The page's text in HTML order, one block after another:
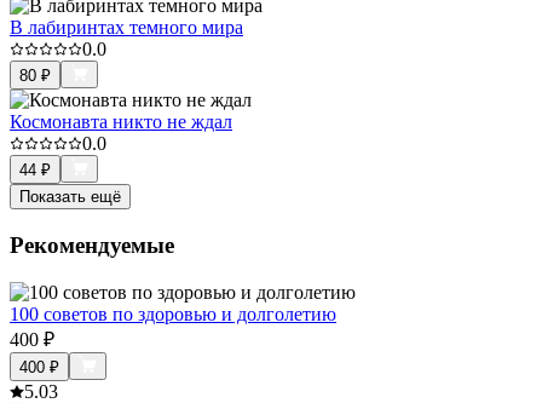
В лабиринтах темного мира
0.0
80 ₽
Космонавта никто не ждал
0.0
44 ₽
Показать ещё
Рекомендуемые
100 советов по здоровью и долголетию
400 ₽
400 ₽
5.03